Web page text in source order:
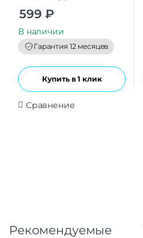
o
t
o
f
5
599 ₽
В наличии
Гарантия 12 месяцев
Купить в 1 клик
Сравнение
Рекомендуемые